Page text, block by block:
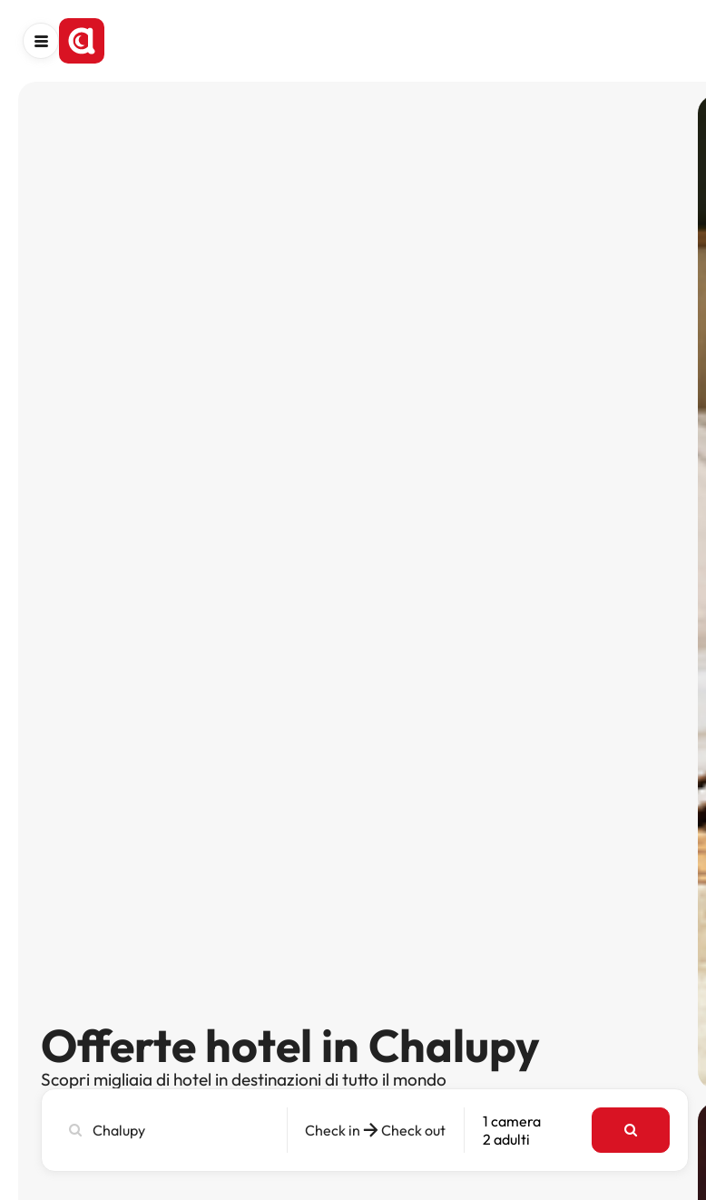
Offerte hotel in Chalupy
Scopri migliaia di hotel in destinazioni di tutto il mondo
città,
Check in Check out
1 camera
2 adulti